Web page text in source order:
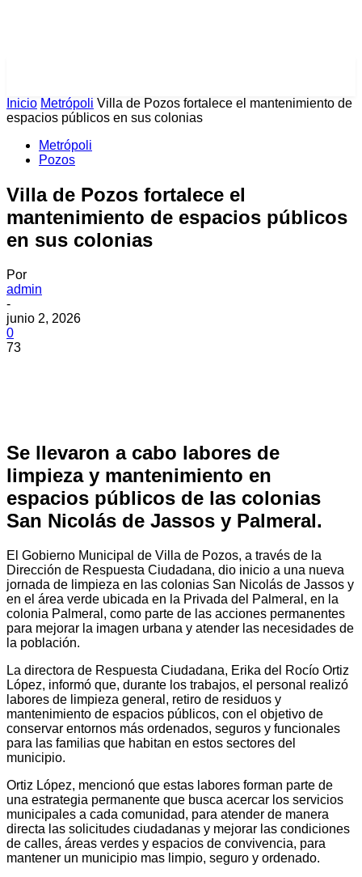
Inicio Metrópoli Villa de Pozos fortalece el mantenimiento de
espacios públicos en sus colonias
Metrópoli
Pozos
Villa de Pozos fortalece el
mantenimiento de espacios públicos
en sus colonias
Por
admin
-
junio 2, 2026
0
73
Se llevaron a cabo labores de
limpieza y mantenimiento en
espacios públicos de las colonias
San Nicolás de Jassos y Palmeral.
El Gobierno Municipal de Villa de Pozos, a través de la
Dirección de Respuesta Ciudadana, dio inicio a una nueva
jornada de limpieza en las colonias San Nicolás de Jassos y
en el área verde ubicada en la Privada del Palmeral, en la
colonia Palmeral, como parte de las acciones permanentes
para mejorar la imagen urbana y atender las necesidades de
la población.
La directora de Respuesta Ciudadana, Erika del Rocío Ortiz
López, informó que, durante los trabajos, el personal realizó
labores de limpieza general, retiro de residuos y
mantenimiento de espacios públicos, con el objetivo de
conservar entornos más ordenados, seguros y funcionales
para las familias que habitan en estos sectores del
municipio.
Ortiz López, mencionó que estas labores forman parte de
una estrategia permanente que busca acercar los servicios
municipales a cada comunidad, para atender de manera
directa las solicitudes ciudadanas y mejorar las condiciones
de calles, áreas verdes y espacios de convivencia, para
mantener un municipio mas limpio, seguro y ordenado.